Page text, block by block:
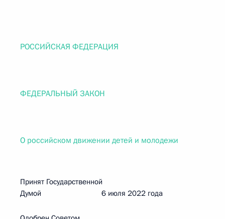
РОССИЙСКАЯ ФЕДЕРАЦИЯ
ФЕДЕРАЛЬНЫЙ ЗАКОН
О российском движении детей и молодежи
Принят Государственной
Думой 6 июля 2022 года